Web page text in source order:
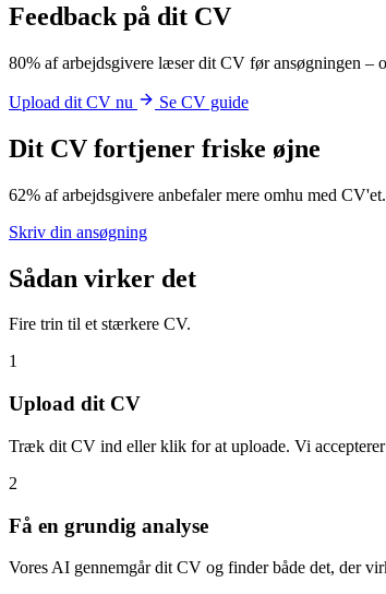
Feedback på dit CV
80% af arbejdsgivere læser dit CV før ansøgningen –
Upload dit CV nu Se CV guide
Dit CV fortjener friske øjne
62% af arbejdsgivere anbefaler mere omhu med
Skriv din ansøgning
Sådan virker det
Fire trin til et stærkere CV.
1
Upload dit CV
Træk dit CV ind eller klik for at uploade. Vi
2
Få en grundig analyse
Vores AI gennemgår dit CV og finder både det, der